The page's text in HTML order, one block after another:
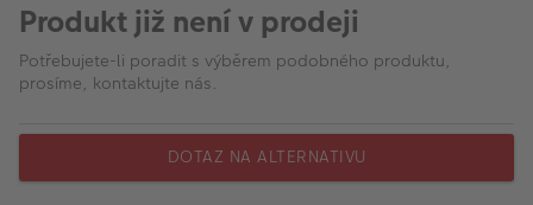
Akce a slevy
Fotoprodukty
Produkt již není v prodeji
Potřebujete-li poradit s výběrem podobného produktu,
prosíme, kontaktujte nás.
DOTAZ NA ALTERNATIVU